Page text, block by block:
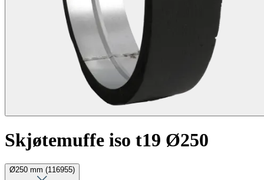
Skjøtemuffe iso t19 Ø250
Ø250 mm (116955)